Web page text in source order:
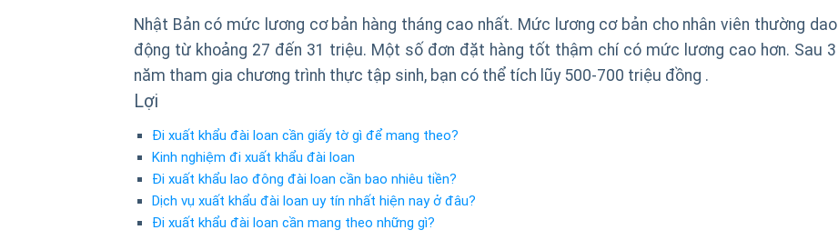
Nhật Bản có mức lương cơ bản hàng tháng cao nhất. Mức lương cơ bản cho nhân viên thường dao
động từ khoảng 27 đến 31 triệu. Một số đơn đặt hàng tốt thậm chí có mức lương cao hơn. Sau 3
năm tham gia chương trình thực tập sinh, bạn có thể tích lũy 500-700 triệu đồng .
Lợi
Đi xuất khẩu đài loan cần giấy tờ gì để mang theo?
Kinh nghiệm đi xuất khẩu đài loan
Đi xuất khẩu lao đông đài loan cần bao nhiêu tiền?
Dịch vụ xuất khẩu đài loan uy tín nhất hiện nay ở đâu?
Đi xuất khẩu đài loan cần mang theo những gì?